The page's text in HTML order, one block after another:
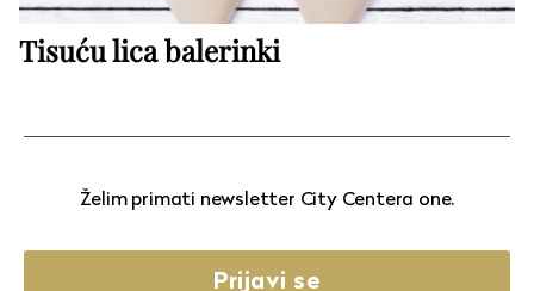
Tisuću lica balerinki
Želim primati newsletter City Centera one.
Prijavi se